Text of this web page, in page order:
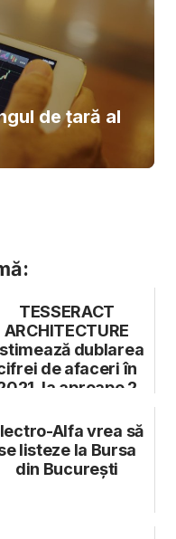
de țară al
TESSERACT
ARCHITECTURE
dublarea
de afaceri în
la aproape 2
Alfa vrea să
listeze la Bursa
din București